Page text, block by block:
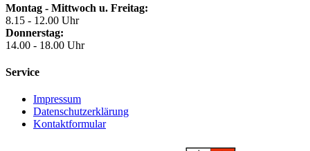
Montag - Mittwoch u. Freitag:
8.15 - 12.00 Uhr
Donnerstag:
14.00 - 18.00 Uhr
Service
Impressum
Datenschutzerklärung
Kontaktformular